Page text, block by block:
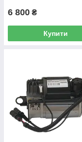
6 800 ₴
Купити